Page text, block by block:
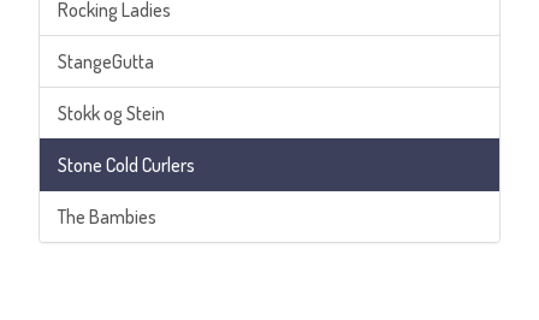
Rocking Ladies
StangeGutta
Stokk og Stein
Stone Cold Curlers
The Bambies